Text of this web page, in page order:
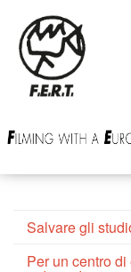
contenuto
principale
Salvare gli
Per un centro